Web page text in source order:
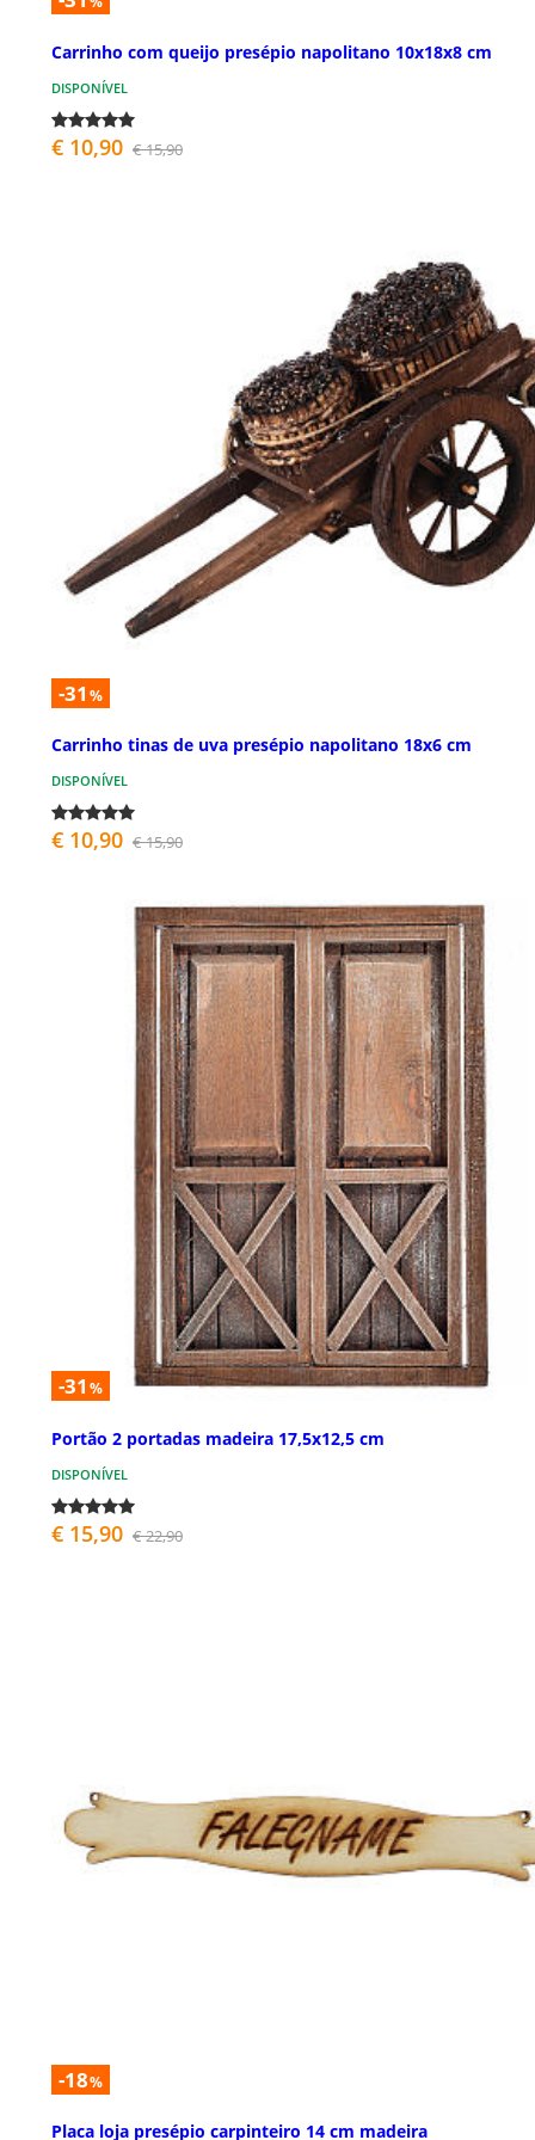
Carrinho com queijo presépio napolitano 10x18x8 cm
DISPONÍVEL
€ 10,90 € 15,90
-31 %
Carrinho tinas de uva presépio napolitano 18x6 cm
DISPONÍVEL
€ 10,90 € 15,90
-31 %
Portão 2 portadas madeira 17,5x12,5 cm
DISPONÍVEL
€ 15,90 € 22,90
-18%
Placa loja presépio carpinteiro 14 cm madeira